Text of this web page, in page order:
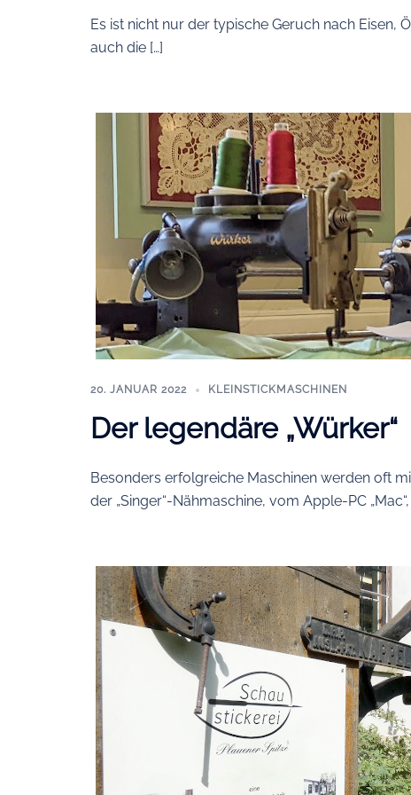
Es ist nicht nur der typische Geruch nach Eisen,
auch die […]
20. JANUAR 2022 KLEINSTICKMASCHINEN
Der legendäre „Würker“
Besonders erfolgreiche Maschinen werden oft
der „Singer“-Nähmaschine, vom Apple-PC